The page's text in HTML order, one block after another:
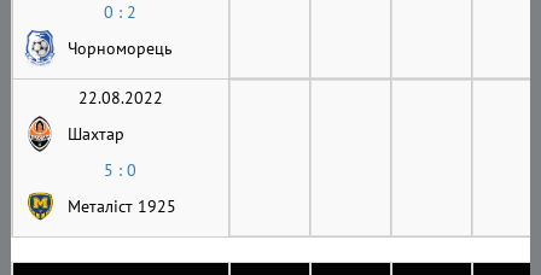
0 : 2
Чорноморець
22.08.2022
Шахтар
5 : 0
Металіст 1925